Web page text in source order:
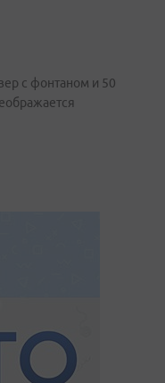
с фонтаном и 50